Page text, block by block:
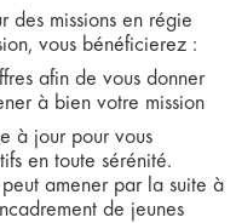
des missions en régie
vous bénéficierez :
afin de vous donner
à bien votre mission
à jour pour vous
en toute sérénité.
amener par la suite à
de jeunes